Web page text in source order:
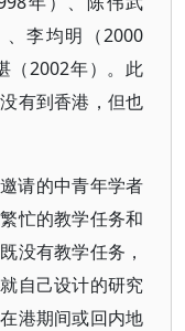
、李均明（2000
（2002年）。此
有到香港，但也
请的中青年学者
忙的教学任务和
没有教学任务，
自己设计的研究
港期间或回内地